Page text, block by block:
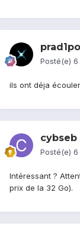
prad1po
Posté(e) 6
ils ont déja
cybseb
Posté(e) 6
Intéressant ?
prix de la 32 Go).